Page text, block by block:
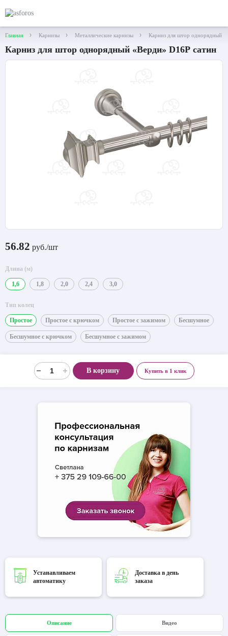
Главная Карнизы Металлические карнизы Карниз для штор однорядный
Карниз для штор однорядный «Верди» D16Р сатин
56.82 руб./шт
Длина (м)
1,6 1,8 2,0 2,4 3,0
Тип колец
Простое Простое с крючком Простое с зажимом Бесшумное
Бесшумное с крючком Бесшумное с зажимом
В корзину Купить в 1 клик
Устанавливаем
автоматику
Доставка в день
заказа
Описание Видео